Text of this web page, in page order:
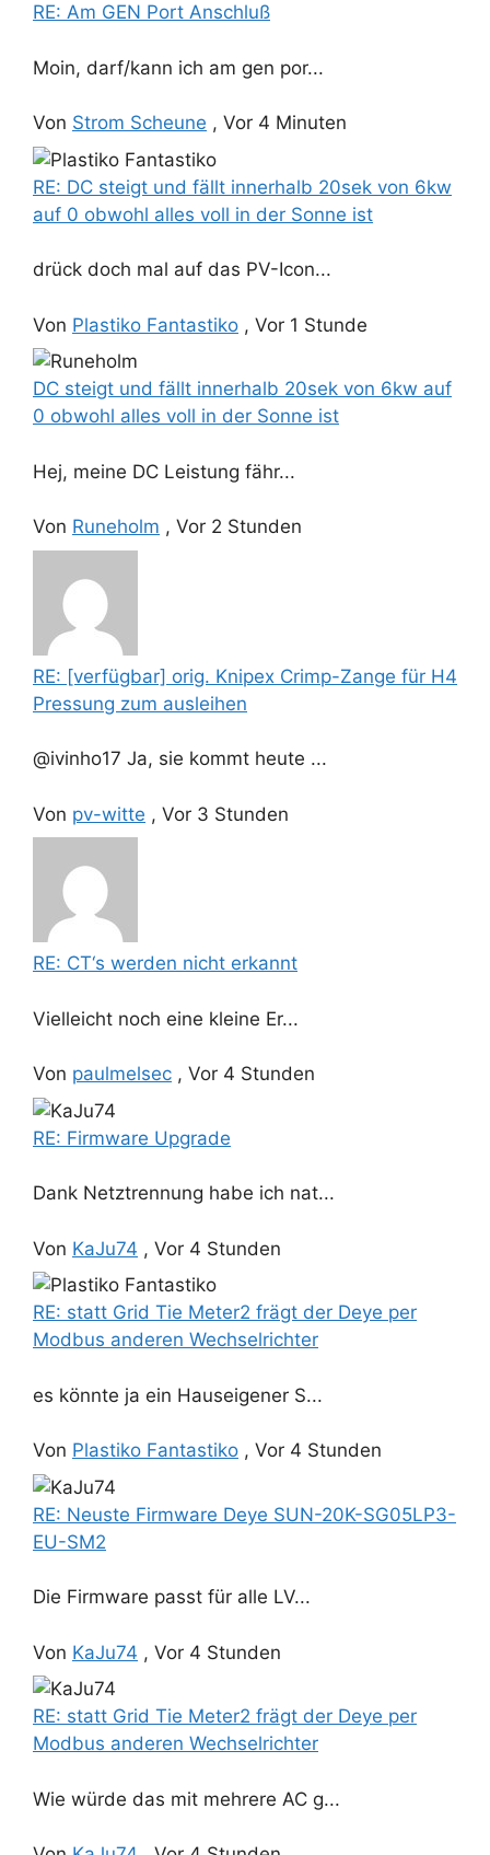
RE: Am GEN Port Anschluß
Moin, darf/kann ich am gen por...
Von Strom Scheune , Vor 4 Minuten
RE: DC steigt und fällt innerhalb 20sek von 6kw
auf 0 obwohl alles voll in der Sonne ist
drück doch mal auf das PV-Icon...
Von Plastiko Fantastiko , Vor 1 Stunde
DC steigt und fällt innerhalb 20sek von 6kw auf
0 obwohl alles voll in der Sonne ist
Hej, meine DC Leistung fähr...
Von Runeholm , Vor 2 Stunden
RE: [verfügbar] orig. Knipex Crimp-Zange für H4
Pressung zum ausleihen
@ivinho17 Ja, sie kommt heute ...
Von pv-witte , Vor 3 Stunden
RE: CT‘s werden nicht erkannt
Vielleicht noch eine kleine Er...
Von paulmelsec , Vor 4 Stunden
RE: Firmware Upgrade
Dank Netztrennung habe ich nat...
Von KaJu74 , Vor 4 Stunden
RE: statt Grid Tie Meter2 frägt der Deye per
Modbus anderen Wechselrichter
es könnte ja ein Hauseigener S...
Von Plastiko Fantastiko , Vor 4 Stunden
RE: Neuste Firmware Deye SUN-20K-SG05LP3-
EU-SM2
Die Firmware passt für alle LV...
Von KaJu74 , Vor 4 Stunden
RE: statt Grid Tie Meter2 frägt der Deye per
Modbus anderen Wechselrichter
Wie würde das mit mehrere AC g...